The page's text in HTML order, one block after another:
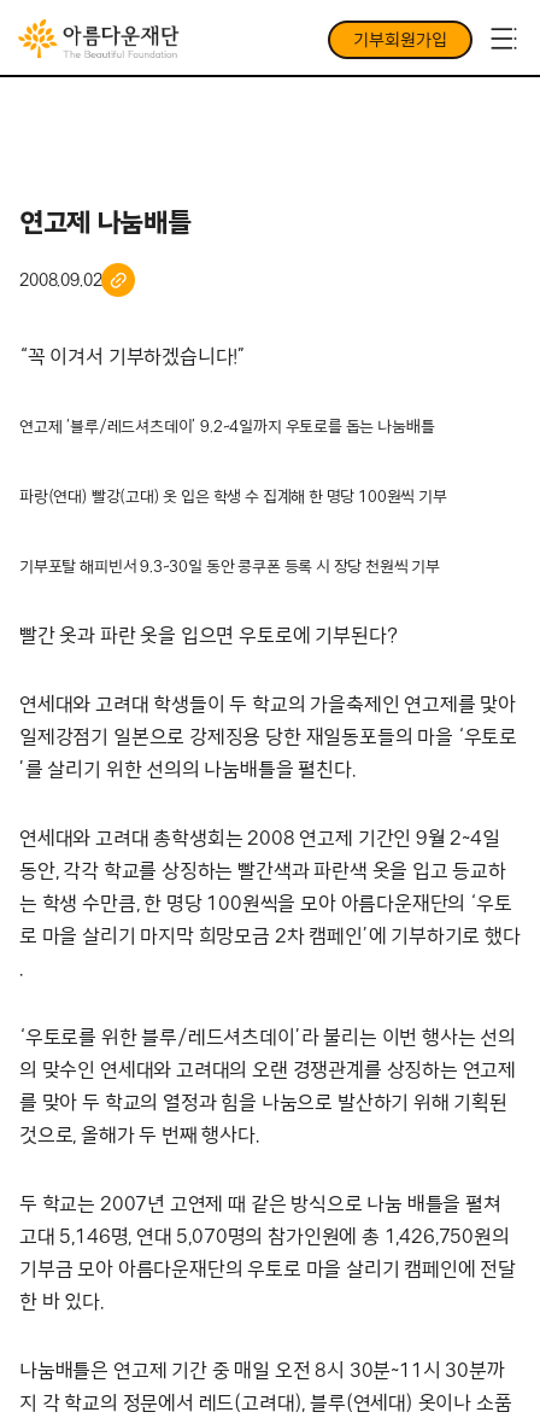
기부회원가입
연고제 나눔배틀
2008.09.02
“꼭 이겨서 기부하겠습니다!”
연고제 ‘블루/레드셔츠데이’ 9.2~4일까지 우토로를 돕는 나눔배틀
파랑(연대) 빨강(고대) 옷 입은 학생 수 집계해 한 명당 100원씩 기부
기부포탈 해피빈서 9.3~30일 동안 콩쿠폰 등록 시 장당 천원씩 기부
빨간 옷과 파란 옷을 입으면 우토로에 기부된다?
연세대와 고려대 학생들이 두 학교의 가을축제인 연고제를 맟아
일제강점기 일본으로 강제징용 당한 재일동포들의 마을 ‘우토로
’를 살리기 위한 선의의 나눔배틀을 펼친다.
연세대와 고려대 총학생회는 2008 연고제 기간인 9월 2~4일
동안, 각각 학교를 상징하는 빨간색과 파란색 옷을 입고 등교하
는 학생 수만큼, 한 명당 100원씩을 모아 아름다운재단의 ‘우토
로 마을 살리기 마지막 희망모금 2차 캠페인’에 기부하기로 했다
.
‘우토로를 위한 블루/레드셔츠데이’라 불리는 이번 행사는 선의
의 맞수인 연세대와 고려대의 오랜 경쟁관계를 상징하는 연고제
를 맞아 두 학교의 열정과 힘을 나눔으로 발산하기 위해 기획된
것으로, 올해가 두 번째 행사다.
두 학교는 2007년 고연제 때 같은 방식으로 나눔 배틀을 펼쳐
고대 5,146명, 연대 5,070명의 참가인원에 총 1,426,750원의
기부금 모아 아름다운재단의 우토로 마을 살리기 캠페인에 전달
한 바 있다.
나눔배틀은 연고제 기간 중 매일 오전 8시 30분~11시 30분까
지 각 학교의 정문에서 레드(고려대), 블루(연세대) 옷이나 소품